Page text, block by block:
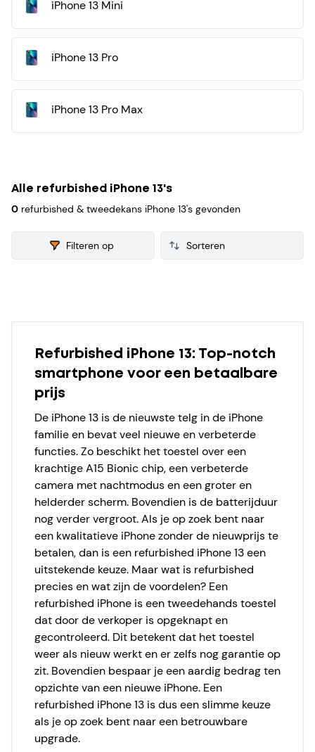
refurbished iPhone 13 verzamelen we ook consumenten
reviews, zodat je een weloverwogen keuze kunt maken bij je
aankoop.
iPhone 13 Mini
iPhone 13 Pro
iPhone 13 Pro Max
Alle refurbished iPhone 13's
0 refurbished & tweedekans iPhone 13's gevonden
Filteren op
Refurbished iPhone 13: Top-notch
smartphone voor een betaalbare
prijs
De iPhone 13 is de nieuwste telg in de iPhone
familie en bevat veel nieuwe en verbeterde
functies. Zo beschikt het toestel over een
krachtige A15 Bionic chip, een verbeterde
camera met nachtmodus en een groter en
helderder scherm. Bovendien is de batterijduur
nog verder vergroot. Als je op zoek bent naar
een kwalitatieve iPhone zonder de nieuwprijs te
betalen, dan is een refurbished iPhone 13 een
uitstekende keuze. Maar wat is refurbished
precies en wat zijn de voordelen? Een
refurbished iPhone is een tweedehands toestel
dat door de verkoper is opgeknapt en
gecontroleerd. Dit betekent dat het toestel
weer als nieuw werkt en er zelfs nog garantie op
zit. Bovendien bespaar je een aardig bedrag ten
opzichte van een nieuwe iPhone. Een
refurbished iPhone 13 is dus een slimme keuze
als je op zoek bent naar een betrouwbare
upgrade.